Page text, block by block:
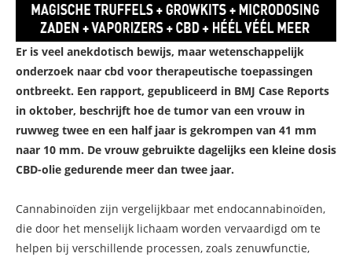
Er is veel anekdotisch bewijs, maar wetenschappelijk
onderzoek naar cbd voor therapeutische toepassingen
ontbreekt. Een rapport, gepubliceerd in BMJ Case Reports
in oktober, beschrijft hoe de tumor van een vrouw in
ruwweg twee en een half jaar is gekrompen van 41 mm
naar 10 mm. De vrouw gebruikte dagelijks een kleine dosis
CBD-olie gedurende meer dan twee jaar.
Cannabinoïden zijn vergelijkbaar met endocannabinoïden,
die door het menselijk lichaam worden vervaardigd om te
helpen bij verschillende processen, zoals zenuwfunctie,